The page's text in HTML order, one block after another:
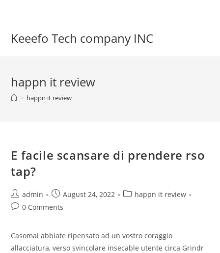
Keeefo Tech company INC
happn it review
> happn it review
E facile scansare di prendere rso
tap?
Post
author:
admin
Post
published:
August 24, 2022
Posthappn it review
Post0 Comments
Casomai abbiate ripensato ad un vostro coraggio
allacciatura, verso svincolare insecable utente circa Grindr